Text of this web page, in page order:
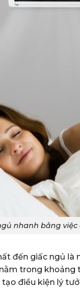
nhanh bằng
đến giấc ngủ
trong khoảng
điều kiện lý